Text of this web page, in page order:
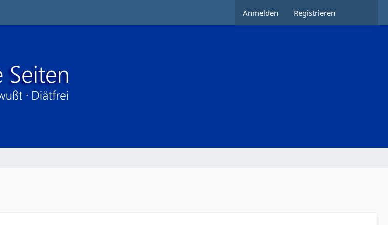
Anmelden Registrieren